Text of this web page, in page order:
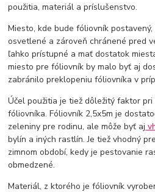
použitia, materiál a príslušenstvo.
Miesto, kde bude fóliovník
osvetlené a zároveň chránené pred
ľahko prístupné a mať dostatok
miesto pre fóliovník by malo byť aj
zabránilo preklopeniu fóliovníka v
Účel použitia je tiež dôležitý faktor
fóliovníka. Fóliovník 2,5x5m je
zeleniny pre rodinu, ale môže byť aj
bylín a iných rastlín. Je tiež vhodný
zimnom období, kedy je pestovanie
obmedzené.
Materiál, z ktorého je fóliovník